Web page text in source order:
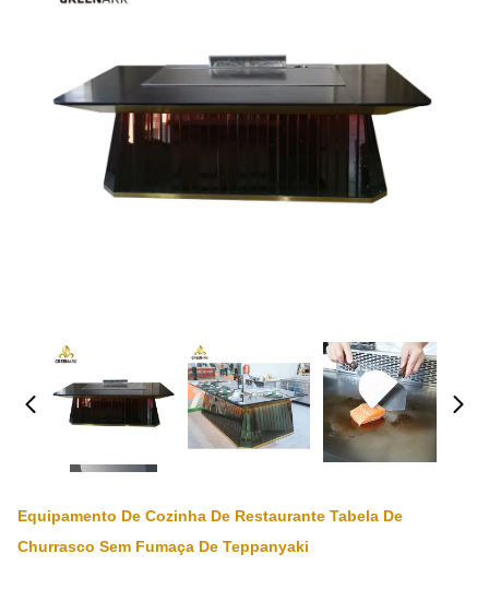
Equipamento De Cozinha De Restaurante Tabela De
Churrasco Sem Fumaça De Teppanyaki